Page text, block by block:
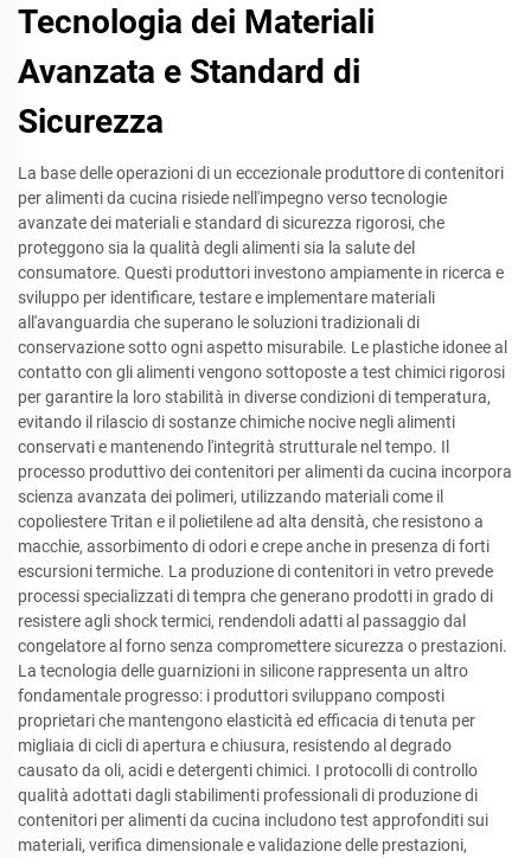
Tecnologia dei Materiali
Avanzata e Standard di
Sicurezza
La base delle operazioni di un eccezionale produttore di contenitori
per alimenti da cucina risiede nell'impegno verso tecnologie
avanzate dei materiali e standard di sicurezza rigorosi, che
proteggono sia la qualità degli alimenti sia la salute del
consumatore. Questi produttori investono ampiamente in ricerca e
sviluppo per identificare, testare e implementare materiali
all'avanguardia che superano le soluzioni tradizionali di
conservazione sotto ogni aspetto misurabile. Le plastiche idonee al
contatto con gli alimenti vengono sottoposte a test chimici rigorosi
per garantire la loro stabilità in diverse condizioni di temperatura,
evitando il rilascio di sostanze chimiche nocive negli alimenti
conservati e mantenendo l'integrità strutturale nel tempo. Il
processo produttivo dei contenitori per alimenti da cucina incorpora
scienza avanzata dei polimeri, utilizzando materiali come il
copoliestere Tritan e il polietilene ad alta densità, che resistono a
macchie, assorbimento di odori e crepe anche in presenza di forti
escursioni termiche. La produzione di contenitori in vetro prevede
processi specializzati di tempra che generano prodotti in grado di
resistere agli shock termici, rendendoli adatti al passaggio dal
congelatore al forno senza compromettere sicurezza o prestazioni.
La tecnologia delle guarnizioni in silicone rappresenta un altro
fondamentale progresso: i produttori sviluppano composti
proprietari che mantengono elasticità ed efficacia di tenuta per
migliaia di cicli di apertura e chiusura, resistendo al degrado
causato da oli, acidi e detergenti chimici. I protocolli di controllo
qualità adottati dagli stabilimenti professionali di produzione di
contenitori per alimenti da cucina includono test approfonditi sui
materiali, verifica dimensionale e validazione delle prestazioni,